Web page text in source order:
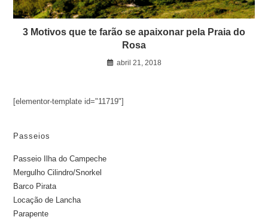
3 Motivos que te farão se apaixonar pela Praia do
Rosa
abril 21, 2018
[elementor-template id="11719"]
Passeios
Passeio Ilha do Campeche
Mergulho Cilindro/Snorkel
Barco Pirata
Locação de Lancha
Parapente